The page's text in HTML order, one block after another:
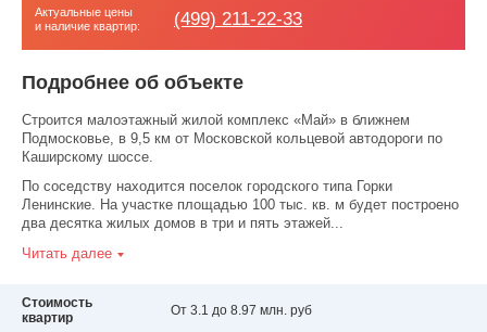
Актуальные цены
и наличие квартир:
(499) 211-22-33
Подробнее об объекте
Строится малоэтажный жилой комплекс «Май» в ближнем
Подмосковье, в 9,5 км от Московской кольцевой автодороги по
Каширскому шоссе.
По соседству находится поселок городского типа Горки
Ленинские. На участке площадью 100 тыс. кв. м будет построено
два десятка жилых домов в три и пять этажей...
Читать далее
Стоимость
квартир
От 3.1 до 8.97 млн. руб